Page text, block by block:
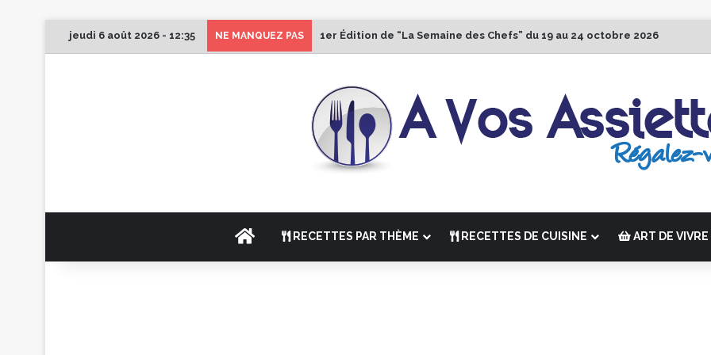
jeudi 6 août 2026 - 12:35 NE MANQUEZ PAS 1er Édition de “La Semaine des Chefs” du 19 au 24 octobre 2026
ACCUEILRECETTES PAR THÈME RECETTES DE CUISINE ART DE VIVRE